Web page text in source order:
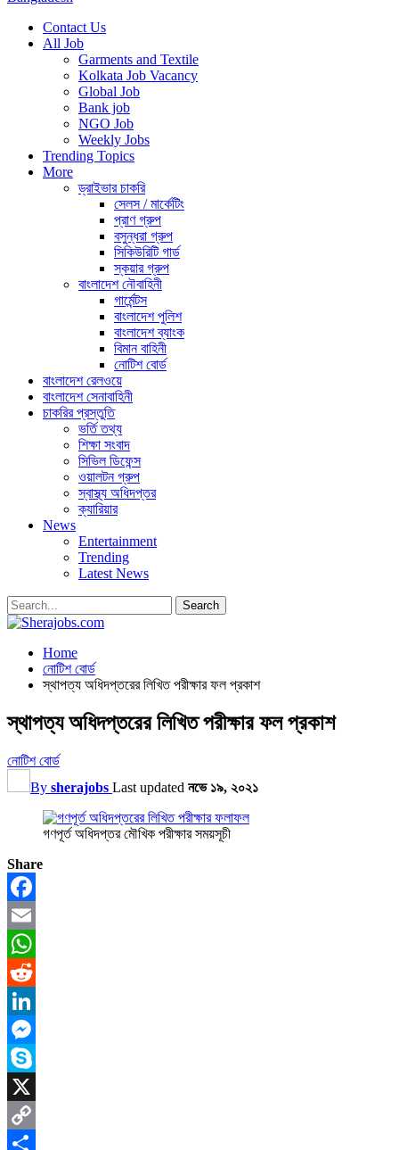
Contact Us
All Job
Garments and Textile
Kolkata Job Vacancy
Global Job
Bank job
NGO Job
Weekly Jobs
Trending Topics
More
ড্রাইভার চাকরি
সেলস / মার্কেটিং
প্রাণ গ্রুপ
বসুন্ধরা গ্রুপ
সিকিউরিটি গার্ড
স্কয়ার গ্রুপ
বাংলাদেশ নৌবাহিনী
গার্মেন্টস
বাংলাদেশ পুলিশ
বাংলাদেশ ব্যাংক
বিমান বাহিনী
নোটিশ বোর্ড
বাংলাদেশ রেলওয়ে
বাংলাদেশ সেনাবাহিনী
চাকরির প্রস্তুতি
ভর্তি তথ্য
শিক্ষা সংবাদ
সিভিল ডিফেন্স
ওয়ালটন গ্রুপ
স্বাস্থ্য অধিদপ্তর
ক্যারিয়ার
News
Entertainment
Trending
Latest News
Home
নোটিশ বোর্ড
স্থাপত্য অধিদপ্তরের লিখিত পরীক্ষার ফল প্রকাশ
স্থাপত্য অধিদপ্তরের লিখিত পরীক্ষার ফল প্রকাশ
নোটিশ বোর্ড
By sherajobs Last updated নভে ১৯, ২০২১
গণপূর্ত অধিদপ্তর মৌখিক পরীক্ষার সময়সূচী
Share
Facebook
Email
WhatsApp
Reddit
LinkedIn
Messenger
Skype
X
Copy